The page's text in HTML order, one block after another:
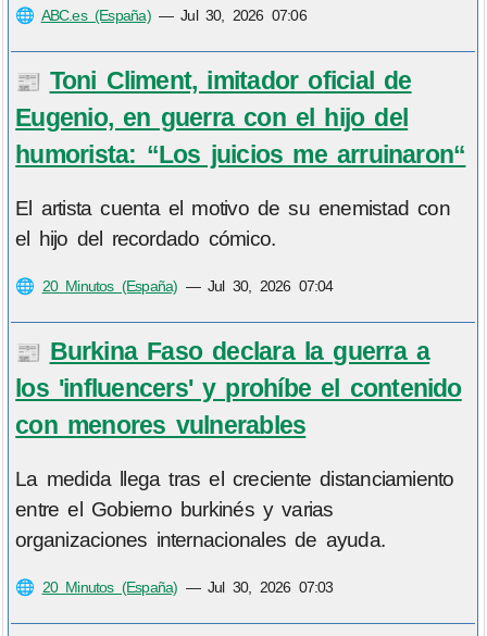
🌐 ABC.es (España)—Jul 30, 2026 07:06
📰 Toni Climent, imitador oficial de
Eugenio, en guerra con el hijo del
humorista: “Los juicios me arruinaron“
El artista cuenta el motivo de su enemistad con
el hijo del recordado cómico.
🌐 20 Minutos (España) —Jul 30, 2026 07:04
📰 Burkina Faso declara la guerra a
los 'influencers' y prohíbe el contenido
con menores vulnerables
La medida llega tras el creciente distanciamiento
entre el Gobierno burkinés y varias
organizaciones internacionales de ayuda.
🌐 20 Minutos (España) —Jul 30, 2026 07:03